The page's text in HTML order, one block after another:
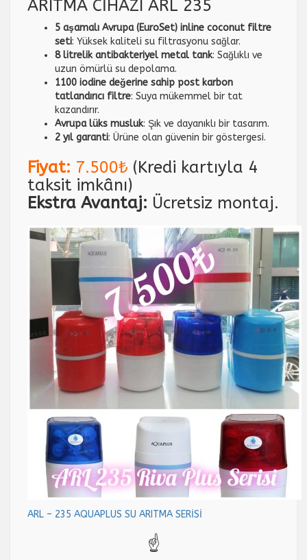
ARITMA CİHAZI ARL 235
5 aşamalı Avrupa (EuroSet) inline coconut filtre
seti: Yüksek kaliteli su filtrasyonu sağlar.
8 litrelik antibakteriyel metal tank: Sağlıklı ve
uzun ömürlü su depolama.
1100 iodine değerine sahip post karbon
tatlandırıcı filtre: Suya mükemmel bir tat
kazandırır.
Avrupa lüks musluk: Şık ve dayanıklı bir tasarım.
2 yıl garanti: Ürüne olan güvenin bir göstergesi.
Fiyat: 7.500₺ (Kredi kartıyla 4
taksit imkânı)
Ekstra Avantaj: Ücretsiz montaj.
ARL – 235 AQUAPLUS SU ARITMA SERİSİ
☝️